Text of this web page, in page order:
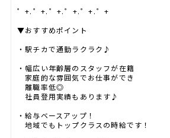
゜+.――゜+.――゜+.――゜+.――゜+.――゜+
▼おすすめポイント
・駅チカで通勤ラクラク♪
・幅広い年齢層のスタッフが在籍
家庭的な雰囲気でお仕事ができ
離職率低◎
社員登用実績もあります♪
・給与ベースアップ！
地域でもトップクラスの時給です！